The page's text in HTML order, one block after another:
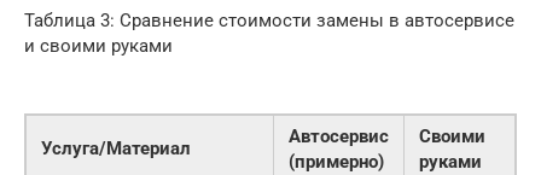
Таблица 3: Сравнение стоимости замены в автосервисе
и своими руками
Услуга/Материал
Автосервис
(примерно)
Своими
руками